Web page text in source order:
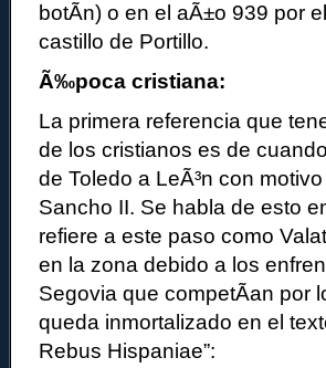
botÃ­n) o en el aÃ±o 939 por
castillo de Portillo.
Ã‰poca cristiana:
La primera referencia que
de los cristianos es de
de Toledo a LeÃ³n con
Sancho II. Se habla de esto
refiere a este paso como
en la zona debido a los
Segovia que competÃ­an por
queda inmortalizado en el
Rebus Hispaniae”: